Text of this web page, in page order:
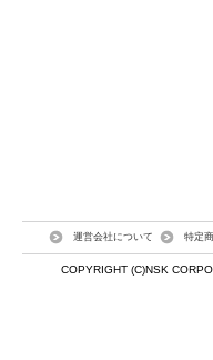
運営会社について 特定
COPYRIGHT (C)NSK